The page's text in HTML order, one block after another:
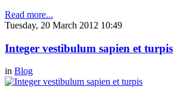
Read more...
Tuesday, 20 March 2012 10:49
Integer vestibulum sapien et turpis
in Blog